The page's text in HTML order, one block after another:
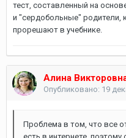
тест, составленный на
и "сердобольные" родители,
прорешают в учебнике.
Алина
Опубликовано: 19
Проблема в том, что все